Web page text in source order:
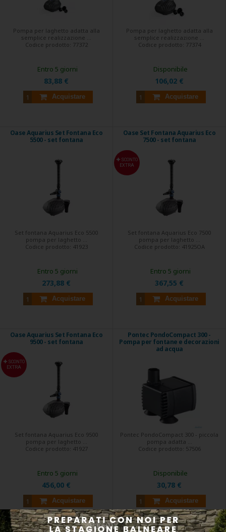
Pompa per laghetto adatta alla
semplice realizzazione ...
Codice prodotto: 77372
83,88 €
Acquistare
Entro 5 giorni
Pompa per laghetto adatta alla
semplice realizzazione ...
Codice prodotto: 77374
106,02 €
Acquistare
Disponibile
Oase Aquarius Set Fontana Eco
5500 - set fontana
Set fontana Aquarius Eco 5500
pompa per laghetto ...
Codice prodotto: 41923
273,88 €
Acquistare
Entro 5 giorni
Oase Set Fontana Aquarius Eco
7500 - set fontana
SCONTO
EXTRA
Set fontana Aquarius Eco 7500
pompa per laghetto ...
Codice prodotto: 41925OA
367,55 €
Acquistare
Entro 5 giorni
Oase Aquarius Set Fontana Eco
9500 - set fontana
SCONTO
EXTRA
Set fontana Aquarius Eco 9500
pompa per laghetto ...
Codice prodotto: 41927
456,00 €
Acquistare
Entro 5 giorni
Pontec PondoCompact 300 -
Pompa per fontane e decorazioni
ad acqua
Pontec PondoCompact 300 - piccola
pompa adatta ...
Codice prodotto: 57506
30,78 €
Acquistare
Disponibile